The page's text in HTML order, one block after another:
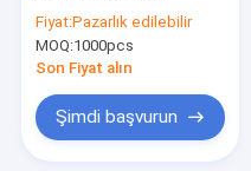
Konfeksiyon için Özel
Baskılı Karton Kutu
Fiyat:Pazarlık edilebilir
MOQ:1000pcs
Son Fiyat alın
Şimdi başvurun